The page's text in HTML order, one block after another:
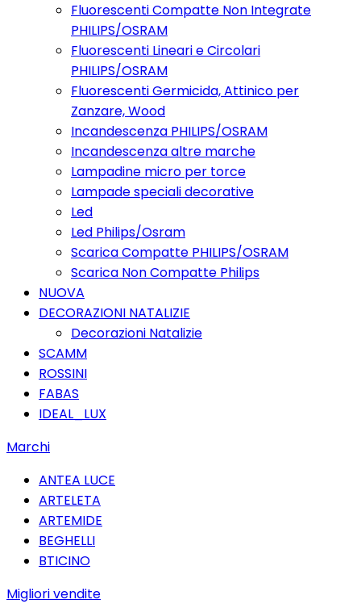
Fluorescenti Compatte Non Integrate
PHILIPS/OSRAM
Fluorescenti Lineari e Circolari
PHILIPS/OSRAM
Fluorescenti Germicida, Attinico per
Zanzare, Wood
Incandescenza PHILIPS/OSRAM
Incandescenza altre marche
Lampadine micro per torce
Lampade speciali decorative
Led
Led Philips/Osram
Scarica Compatte PHILIPS/OSRAM
Scarica Non Compatte Philips
NUOVA
DECORAZIONI NATALIZIE
Decorazioni Natalizie
SCAMM
ROSSINI
FABAS
IDEAL_LUX
Marchi
ANTEA LUCE
ARTELETA
ARTEMIDE
BEGHELLI
BTICINO
Migliori vendite